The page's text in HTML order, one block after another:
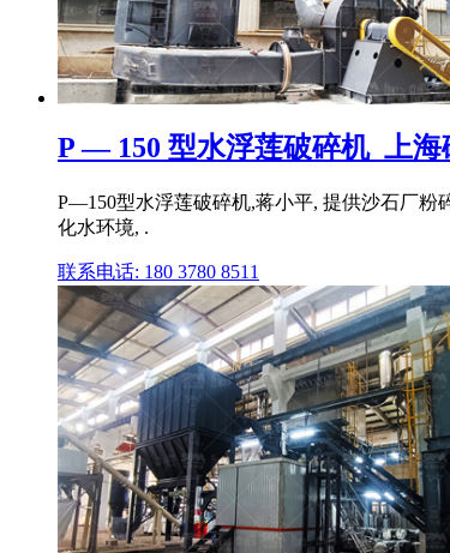
P — 150 型水浮莲破碎机_上海
P—150型水浮莲破碎机,蒋小平, 提供沙石厂粉
化水环境, .
联系电话: 180 3780 8511